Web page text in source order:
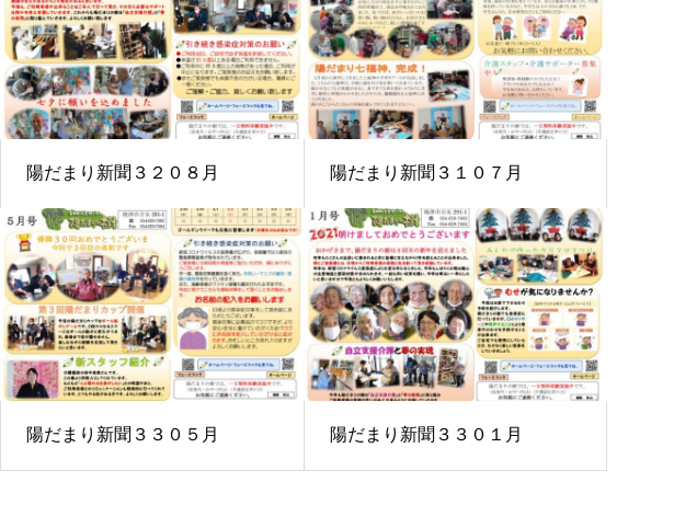
陽だまり新聞３２０８月 陽だまり新聞３１０７月
陽だまり新聞３３０５月 陽だまり新聞３３０１月